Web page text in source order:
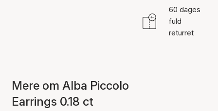
60 dages
fuld
returret
Mere om Alba Piccolo
Earrings 0.18 ct